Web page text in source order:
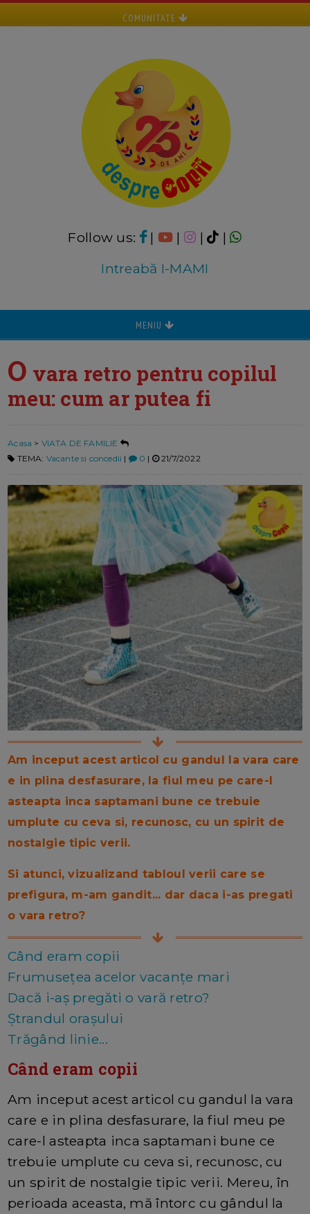
COMUNITATE
Follow us: | | |
|
Intreabă I-MAMI
MENIU
O vara retro pentru copilul
meu: cum ar putea fi
Acasa > VIATA DE FAMILIE
TEMA: Vacante si concedii | 0 | 21/7/2022
Am inceput acest articol cu gandul la vara care
e in plina desfasurare, la fiul meu pe care-l
asteapta inca saptamani bune ce trebuie
umplute cu ceva si, recunosc, cu un spirit de
nostalgie tipic verii.
Si atunci, vizualizand tabloul verii care se
prefigura, m-am gandit... dar daca i-as pregati
o vara retro?
Când eram copii
Frumusețea acelor vacanțe mari
Dacă i-aș pregăti o vară retro?
Ștrandul orașului
Trăgând linie...
Când eram copii
Am inceput acest articol cu gandul la vara
care e in plina desfasurare, la fiul meu pe
care-l asteapta inca saptamani bune ce
trebuie umplute cu ceva si, recunosc, cu
un spirit de nostalgie tipic verii. Mereu, în
perioada aceasta, mă întorc cu gândul la